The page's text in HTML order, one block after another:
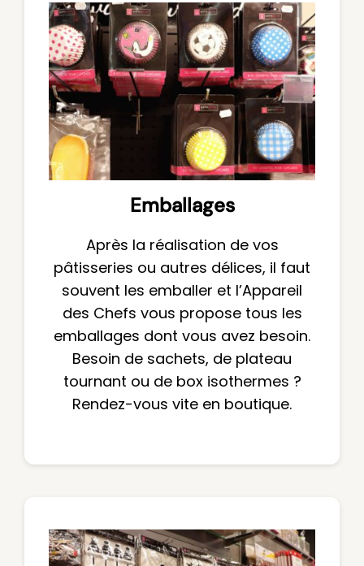
Emballages
Après la réalisation de vos
pâtisseries ou autres délices, il faut
souvent les emballer et l’Appareil
des Chefs vous propose tous les
emballages dont vous avez besoin.
Besoin de sachets, de plateau
tournant ou de box isothermes ?
Rendez-vous vite en boutique.